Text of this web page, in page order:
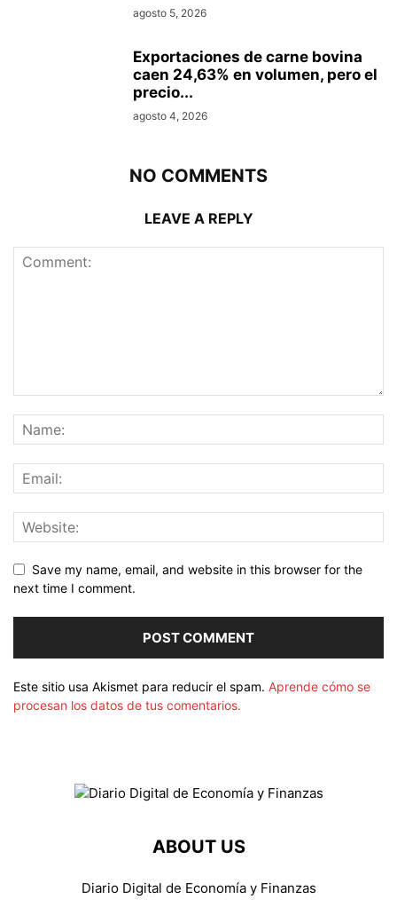
agosto 5, 2026
Exportaciones de carne bovina
caen 24,63% en volumen, pero el
precio...
agosto 4, 2026
NO COMMENTS
LEAVE A REPLY
Save my name, email, and website in this browser for the
next time I comment.
Este sitio usa Akismet para reducir el spam. Aprende cómo se
procesan los datos de tus comentarios.
ABOUT US
Diario Digital de Economía y Finanzas